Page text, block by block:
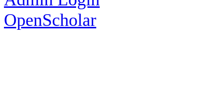
OpenScholar